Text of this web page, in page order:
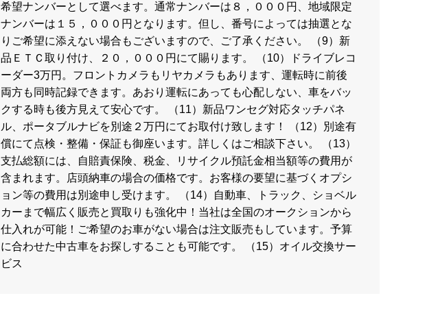
希望ナンバーとして選べます。通常ナンバーは８，０００円、地域限定
ナンバーは１５，０００円となります。但し、番号によっては抽選とな
りご希望に添えない場合もございますので、ご了承ください。 （9）新
品ＥＴＣ取り付け、２０，０００円にて賜ります。 （10）ドライブレコ
ーダー3万円。フロントカメラもリヤカメラもあります、運転時に前後
両方も同時記録できます。あおり運転にあっても心配しない、車をバッ
クする時も後方見えて安心です。 （11）新品ワンセグ対応タッチパネ
ル、ポータブルナビを別途２万円にてお取付け致します！ （12）別途有
償にて点検・整備・保証も御座います。詳しくはご相談下さい。 （13）
支払総額には、自賠責保険、税金、リサイクル預託金相当額等の費用が
含まれます。店頭納車の場合の価格です。お客様の要望に基づくオプシ
ョン等の費用は別途申し受けます。 （14）自動車、トラック、ショベル
カーまで幅広く販売と買取りも強化中！当社は全国のオークションから
仕入れが可能！ご希望のお車がない場合は注文販売もしています。予算
に合わせた中古車をお探しすることも可能です。 （15）オイル交換サー
ビス